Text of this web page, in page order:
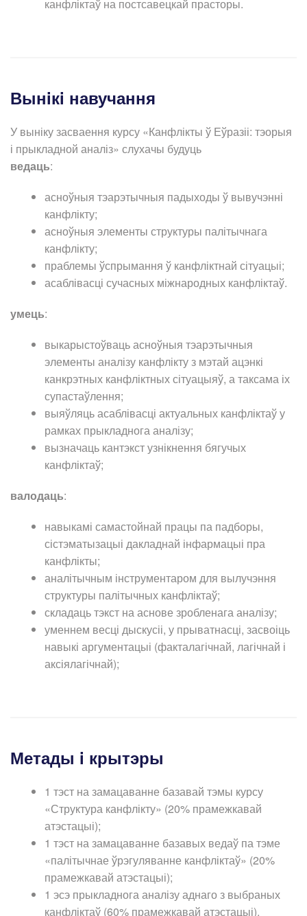
канфліктаў на постсавецкай прасторы.
Вынiкi навучання
У выніку засваення курсу «Канфлікты ў Еўразіі: тэорыя
і прыкладной аналіз» слухачы будуць
ведаць:
асноўныя тэарэтычныя падыходы ў вывучэнні
канфлікту;
асноўныя элементы структуры палітычнага
канфлікту;
праблемы ўспрымання ў канфліктнай сітуацыі;
асаблівасці сучасных міжнародных канфліктаў.
умець:
выкарыстоўваць асноўныя тэарэтычныя
элементы аналізу канфлікту з мэтай ацэнкі
канкрэтных канфліктных сітуацыяў, а таксама іх
супастаўлення;
выяўляць асаблівасці актуальных канфліктаў у
рамках прыкладнога аналізу;
вызначаць кантэкст узнікнення бягучых
канфліктаў;
валодаць:
навыкамі самастойнай працы па падборы,
сістэматызацыі дакладнай інфармацыі пра
канфлікты;
аналітычным інструментаром для вылучэння
структуры палітычных канфліктаў;
складаць тэкст на аснове зробленага аналізу;
уменнем весці дыскусіі, у прыватнасці, засвоіць
навыкі аргументацыі (факталагічнай, лагічнай і
аксіялагічнай);
Метады i крытэры
1 тэст на замацаванне базавай тэмы курсу
«Структура канфлікту» (20% прамежкавай
атэстацыі);
1 тэст на замацаванне базавых ведаў па тэме
«палітычнае ўрэгуляванне канфліктаў» (20%
прамежкавай атэстацыі);
1 эсэ прыкладнога аналізу аднаго з выбраных
канфліктаў (60% прамежкавай атэстацыі).